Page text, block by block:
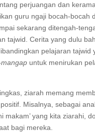
perjuangan dan
guru ngaji bocah-bocah
sekarang ditengah-
tajwid. Cerita yang dulu
pelajaran tajwid
untuk menirukan
ziarah memang
Misalnya, sebagai
makam’ yang kita ziarahi,
bagi mereka.